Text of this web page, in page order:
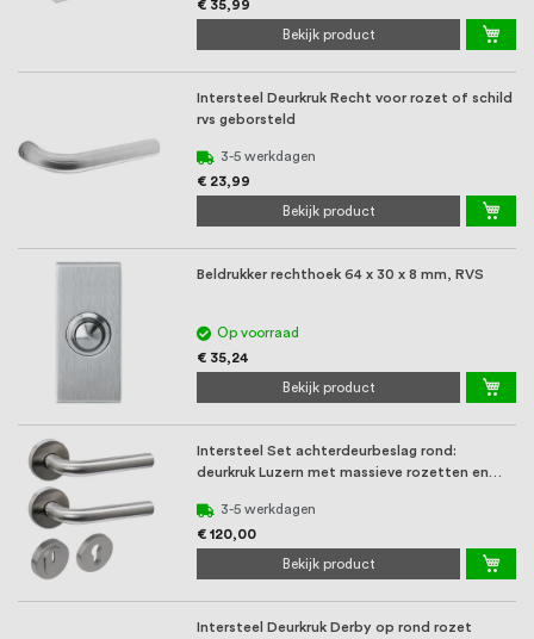
€ 35,99
Bekijk product
Intersteel Deurkruk Recht voor rozet of schild
rvs geborsteld
3-5 werkdagen
€ 23,99
Bekijk product
Beldrukker rechthoek 64 x 30 x 8 mm, RVS
Op voorraad
€ 35,24
Bekijk product
Intersteel Set achterdeurbeslag rond:
deurkruk Luzern met massieve rozetten en
3-5 werkdagen
€ 120,00
Bekijk product
Intersteel Deurkruk Derby op rond rozet